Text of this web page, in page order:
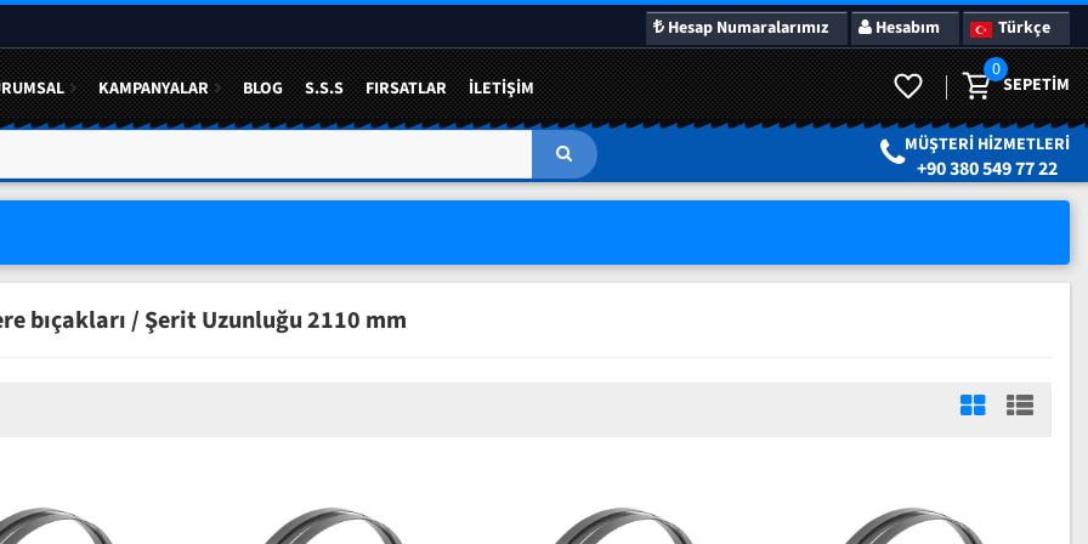
Hesap Numaralarımız Hesabım Türkçe
KAMPANYALAR BLOG S.S.S FIRSATLAR İLETIŞIM
0
SEPETIM
MÜŞTERI HIZMETLERI
+90 380 549 77 22
bıçakları / Şerit Uzunluğu 2110 mm
YÜZDE 50 YE VARAN 3 LÜ SETLERDE AVANTAJLI FIYATLAR SÜRPRIZ KAMPANYALAR